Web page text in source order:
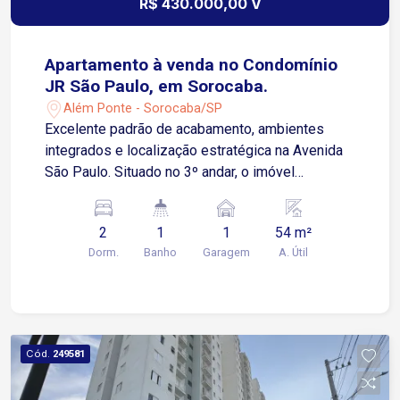
R$ 430.000,00 V
Apartamento à venda no Condomínio
JR São Paulo, em Sorocaba.
Além Ponte - Sorocaba/SP
Excelente padrão de acabamento, ambientes
integrados e localização estratégica na Avenida
São Paulo. Situado no 3º andar, o imóvel
com integração entre sala, cozinha e varanda,
proporcionando maior amplitude, funcionalidade e
iluminação natural. A sala conta com rack para
armários planejados e cooktop, além de
aquecimento de água a gás. A varanda possui pia,
armários, fechamento em vidro basculante e vista
2
Dorm.
1
Banho
1
Garagem
54 m²
A. Útil
Cód. 249581